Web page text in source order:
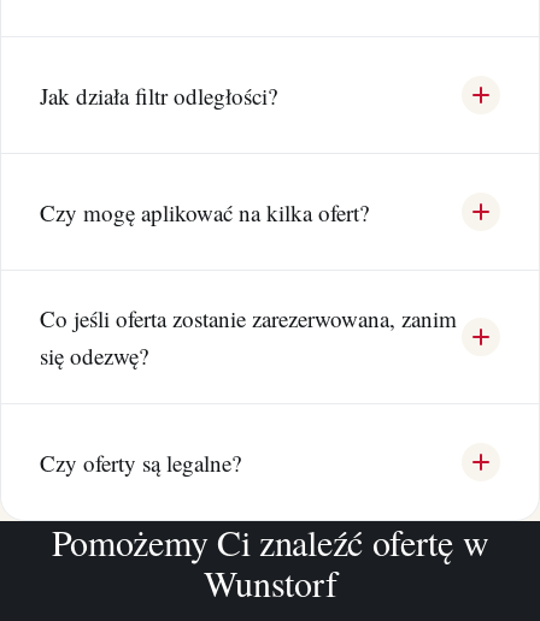
Jak działa filtr odległości?
Czy mogę aplikować na kilka ofert?
Co jeśli oferta zostanie zarezerwowana, zanim
się odezwę?
Czy oferty są legalne?
Pomożemy Ci znaleźć ofertę w
Wunstorf